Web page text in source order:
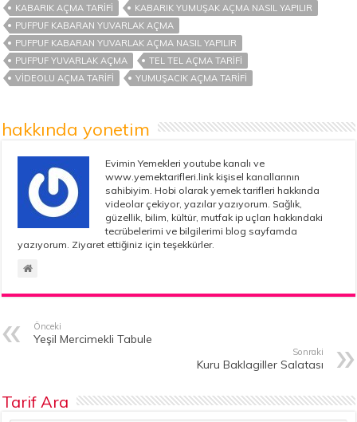
KABARIK AÇMA TARIFI
KABARIK YUMUŞAK AÇMA NASIL YAPILIR
PUFPUF KABARAN YUVARLAK AÇMA
PUFPUF KABARAN YUVARLAK AÇMA NASIL YAPILIR
PUFPUF YUVARLAK AÇMA
TEL TEL AÇMA TARIFI
VIDEOLU AÇMA TARIFI
YUMUŞACIK AÇMA TARIFI
hakkında yonetim
Evimin Yemekleri youtube kanalı ve
www.yemektarifleri.link kişisel kanallarının
sahibiyim. Hobi olarak yemek tarifleri hakkında
videolar çekiyor, yazılar yazıyorum. Sağlık,
güzellik, bilim, kültür, mutfak ip uçları hakkındaki
tecrübelerimi ve bilgilerimi blog sayfamda
yazıyorum. Ziyaret ettiğiniz için teşekkürler.
Önceki
Yeşil Mercimekli Tabule
Sonraki
Kuru Baklagiller Salatası
Tarif Ara